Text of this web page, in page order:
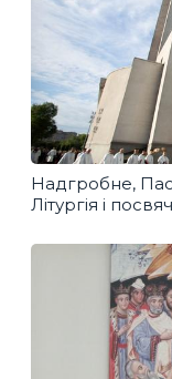
Надгробне,
Літургія і